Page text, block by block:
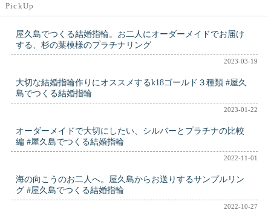
PickUp
屋久島でつくる結婚指輪。お二人にオーダーメイドでお届け
する、杉の葉模様のプラチナリング
2023-03-19
大切な結婚指輪作りにオススメするk18ゴールド３種類 #屋久
島でつくる結婚指輪
2023-01-22
オーダーメイドで大切にしたい、シルバーとプラチナの比較
編 #屋久島でつくる結婚指輪
2022-11-01
海の向こうのお二人へ。屋久島からお送りするサンプルリン
グ #屋久島でつくる結婚指輪
2022-10-27